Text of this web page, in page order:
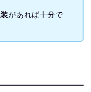
があれば十分で